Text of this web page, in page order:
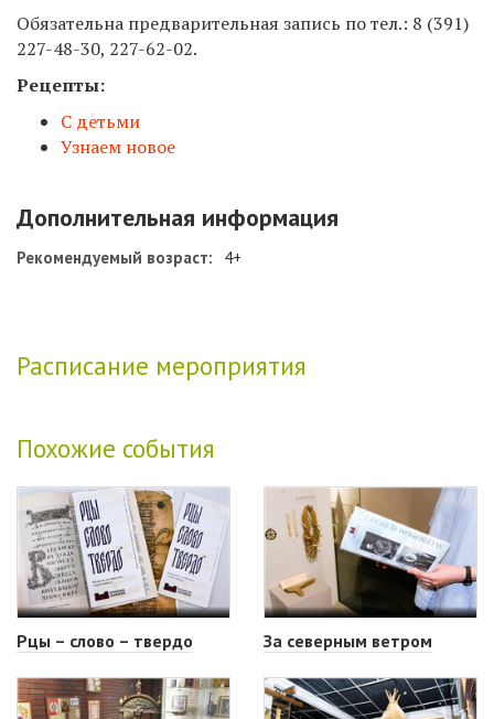
Обязательна предварительная запись по тел.: 8 (391)
227-48-30, 227-62-02.
Рецепты:
С детьми
Узнаем новое
Дополнительная информация
Рекомендуемый возраст: 4+
Расписание мероприятия
Похожие события
Рцы – слово – твердо За северным ветром